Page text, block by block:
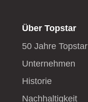
Über Topstar
50 Jahre Topstar
Unternehmen
Historie
Nachhaltigkeit